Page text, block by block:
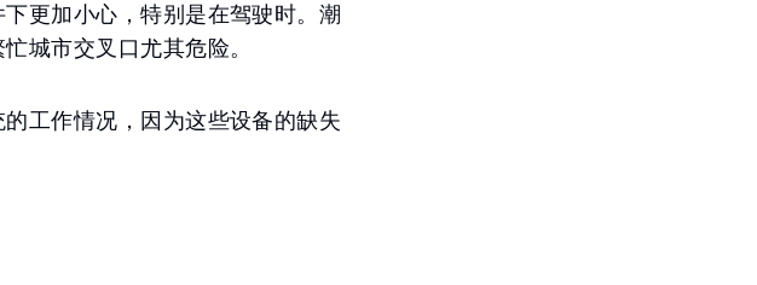
更加小心，特别是在驾驶时。潮
城市交叉口尤其危险。
工作情况，因为这些设备的缺失